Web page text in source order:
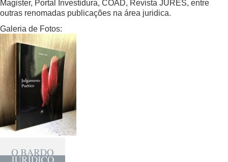
Magister, Portal Investidura, COAD, Revista JURES, entre
outras renomadas publicações na área juridica.
Galeria de Fotos: